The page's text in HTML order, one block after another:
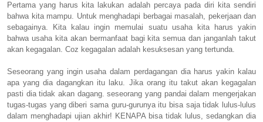
Pertama yang harus kita lakukan adalah percaya pada diri kita sendiri
bahwa kita mampu. Untuk menghadapi berbagai masalah, pekerjaan dan
sebagainya. Kita kalau ingin memulai suatu usaha kita harus yakin
bahwa usaha kita akan bermanfaat bagi kita semua dan janganlah takut
akan kegagalan. Coz kegagalan adalah kesuksesan yang tertunda.
Seseorang yang ingin usaha dalam perdagangan dia harus yakin kalau
apa yang dia dagangkan itu laku. Jika orang itu takut akan kegagalan
pasti dia tidak akan dagang. seseorang yang pandai dalam mengerjakan
tugas-tugas yang diberi sama guru-gurunya itu bisa saja tidak lulus-lulus
dalam menghadapi ujian akhir! KENAPA bisa tidak lulus, sedangkan dia